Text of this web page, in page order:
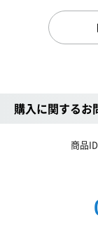
購入に関するお
商品